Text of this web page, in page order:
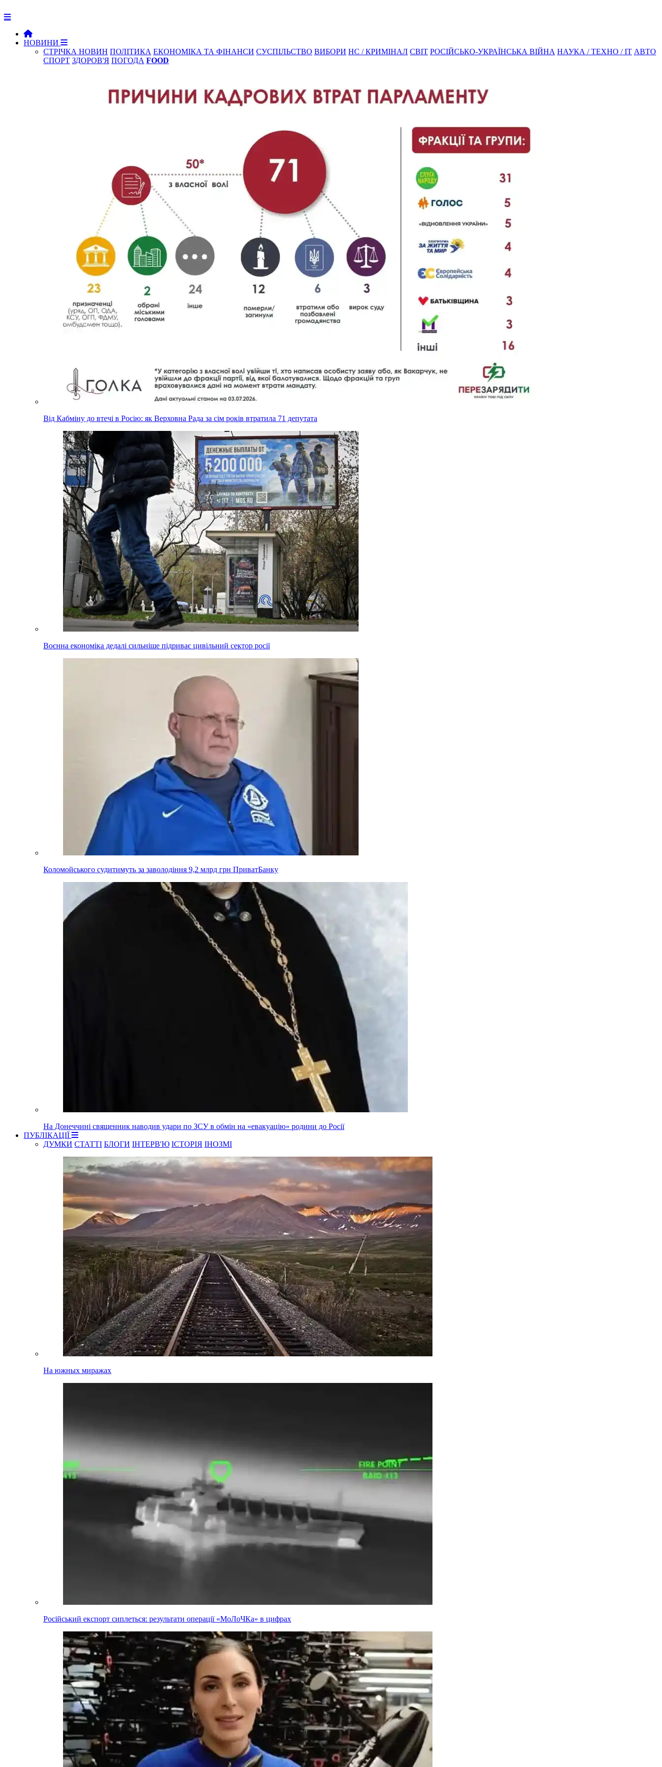
НОВИНИ
СТРІЧКА НОВИН ПОЛІТИКА ЕКОНОМІКА ТА ФІНАНСИ СУСПІЛЬСТВО ВИБОРИ НС / КРИМІНАЛ СВІТ РОСІЙСЬКО-УКРАЇНСЬКА ВІЙНА НАУКА / ТЕХНО / IT АВТО
СПОРТ ЗДОРОВ'Я ПОГОДА FOOD
Від Кабміну до втечі в Росію: як Верховна Рада за сім років втратила 71 депутата
Воєнна економіка дедалі сильніше підриває цивільний сектор росії
Коломойського судитимуть за заволодіння 9,2 млрд грн ПриватБанку
На Донеччині священник наводив удари по ЗСУ в обмін на «евакуацію» родини до Росії
ПУБЛІКАЦІЇ
ДУМКИ СТАТТІ БЛОГИ ІНТЕРВ'Ю ІСТОРІЯ ІНОЗМІ
На южных миражах
Російський експорт сиплеться: результати операції «МоЛоЧКа» в цифрах